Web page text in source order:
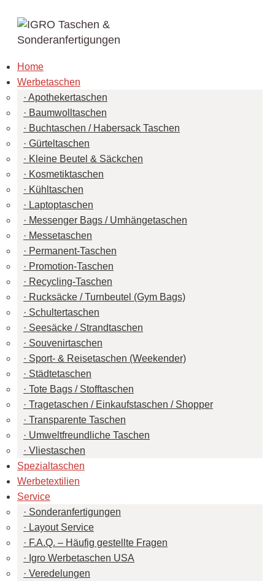
Home
Werbetaschen
Apothekertaschen
Baumwolltaschen
Buchtaschen / Habersack Taschen
Gürteltaschen
Kleine Beutel & Säckchen
Kosmetiktaschen
Kühltaschen
Laptoptaschen
Messenger Bags / Umhängetaschen
Messetaschen
Permanent-Taschen
Promotion-Taschen
Recycling-Taschen
Rucksäcke / Turnbeutel (Gym Bags)
Schultertaschen
Seesäcke / Strandtaschen
Souvenirtaschen
Sport- & Reisetaschen (Weekender)
Städtetaschen
Tote Bags / Stofftaschen
Tragetaschen / Einkaufstaschen / Shopper
Transparente Taschen
Umweltfreundliche Taschen
Vliestaschen
Spezialtaschen
Werbetextilien
Service
Sonderanfertigungen
Layout Service
F.A.Q. – Häufig gestellte Fragen
Igro Werbetaschen USA
Veredelungen